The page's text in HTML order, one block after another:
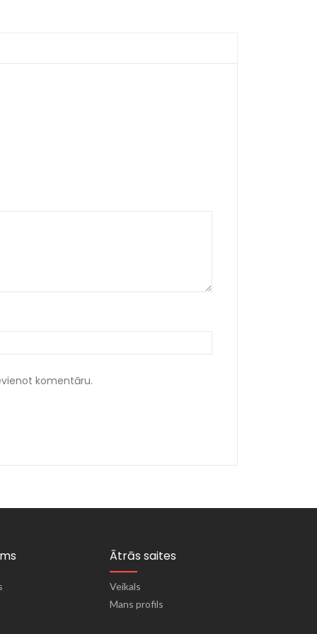
komentāru.
Ātrās saites
Veikals
Mans profils